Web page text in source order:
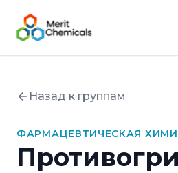
Назад к группам
ФАРМАЦЕВТИЧЕСКАЯ